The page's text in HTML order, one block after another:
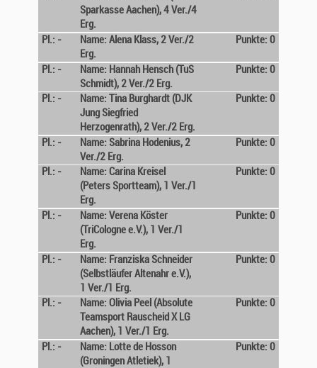
Sparkasse Aachen), 4 Ver./4
Erg.
Pl.: -
Name: Alena Klass, 2 Ver./2
Erg.
Punkte: 0
Pl.: -
Name: Hannah Hensch (TuS
Schmidt), 2 Ver./2 Erg.
Punkte: 0
Pl.: -
Name: Tina Burghardt (DJK
Jung Siegfried
Herzogenrath), 2 Ver./2 Erg.
Punkte: 0
Pl.: -
Name: Sabrina Hodenius, 2
Ver./2 Erg.
Punkte: 0
Pl.: -
Name: Carina Kreisel
(Peters Sportteam), 1 Ver./1
Erg.
Punkte: 0
Pl.: -
Name: Verena Köster
(TriCologne e.V.), 1 Ver./1
Erg.
Punkte: 0
Pl.: -
Name: Franziska Schneider
(Selbstläufer Altenahr e.V.),
1 Ver./1 Erg.
Punkte: 0
Pl.: -
Name: Olivia Peel (Absolute
Teamsport Rauscheid X LG
Aachen), 1 Ver./1 Erg.
Punkte: 0
Pl.: -
Name: Lotte de Hosson
(Groningen Atletiek), 1
Punkte: 0